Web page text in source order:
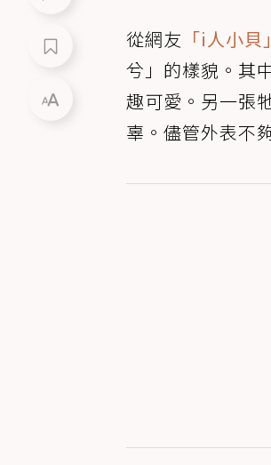
從網友 「i人小貝」
兮」的樣貌。其
趣可愛。另一張
辜。儘管外表不